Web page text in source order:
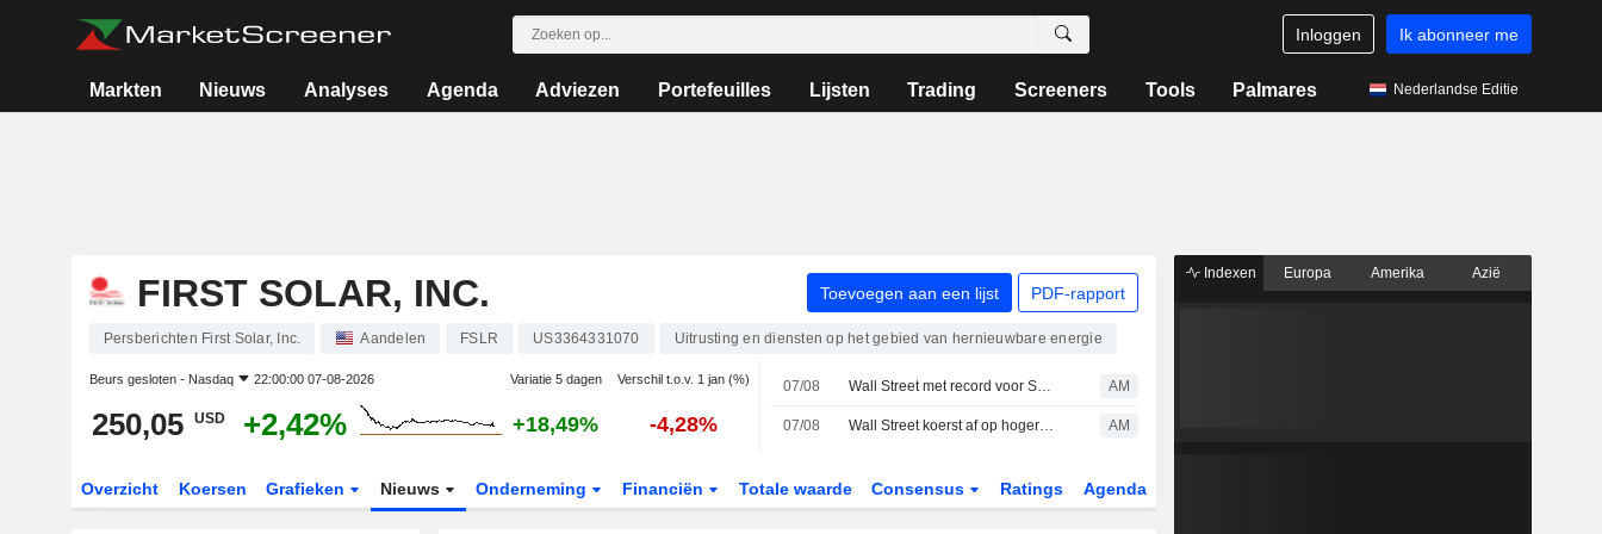
Inloggen Ik abonneer me
Markten Nieuws Analyses Agenda Adviezen Portefeuilles Lijsten Trading Screeners Tools Palmares Nederlandse Editie
FIRST SOLAR, INC. Toevoegen aan een lijst PDF-rapport
Persberichten First Solar, Inc. Aandelen FSLR US3364331070 Uitrusting en diensten op het gebied van hernieuwbare energie
Beurs gesloten - Nasdaq 22:00:00 07-08-2026 Variatie 5 dagen Verschil t.o.v. 1 jan (%)
250,05 USD +2,42% +18,49% -4,28%
07/08 Wall Street met record voor S&P het weekend in AM
07/08 Wall Street koerst af op hogere opening na onverwacht banenverlies AM
Overzicht Koersen Grafieken Nieuws Onderneming Financiën Totale waarde Consensus Ratings Agenda
Indexen Europa Amerika Azië